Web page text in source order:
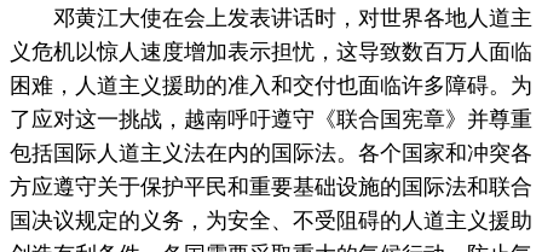
邓黄江大使在会上发表讲话时，对世界各地人道主
义危机以惊人速度增加表示担忧，这导致数百万人面临
困难，人道主义援助的准入和交付也面临许多障碍。为
了应对这一挑战，越南呼吁遵守《联合国宪章》并尊重
包括国际人道主义法在内的国际法。各个国家和冲突各
方应遵守关于保护平民和重要基础设施的国际法和联合
国决议规定的义务，为安全、不受阻碍的人道主义援助